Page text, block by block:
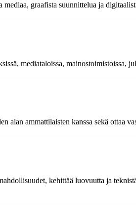
graafista suunnittelua ja
mediataloissa, mainostoimistoissa,
ammattilaisten kanssa sekä ottaa
kehittää luovuutta ja